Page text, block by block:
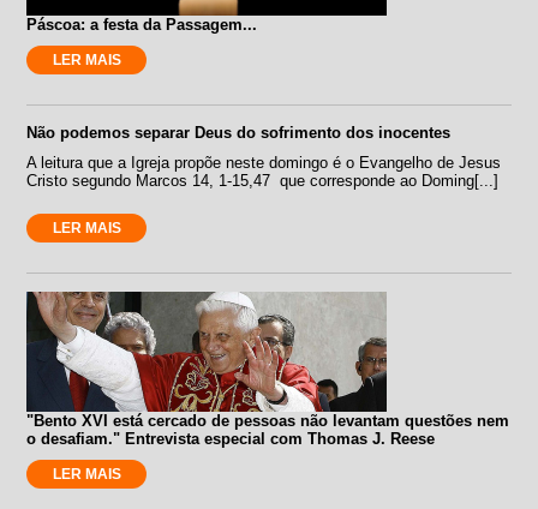
Páscoa: a festa da Passagem...
LER MAIS
Não podemos separar Deus do sofrimento dos inocentes
A leitura que a Igreja propõe neste domingo é o Evangelho de Jesus
Cristo segundo Marcos 14, 1-15,47 que corresponde ao Doming[...]
LER MAIS
"Bento XVI está cercado de pessoas não levantam questões nem
o desafiam." Entrevista especial com Thomas J. Reese
LER MAIS